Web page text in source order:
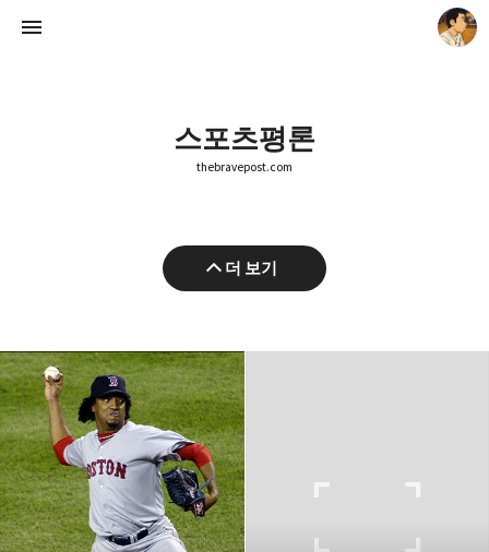
스포츠평론
thebravepost.com
더 보기
thebravepost.com
안난98